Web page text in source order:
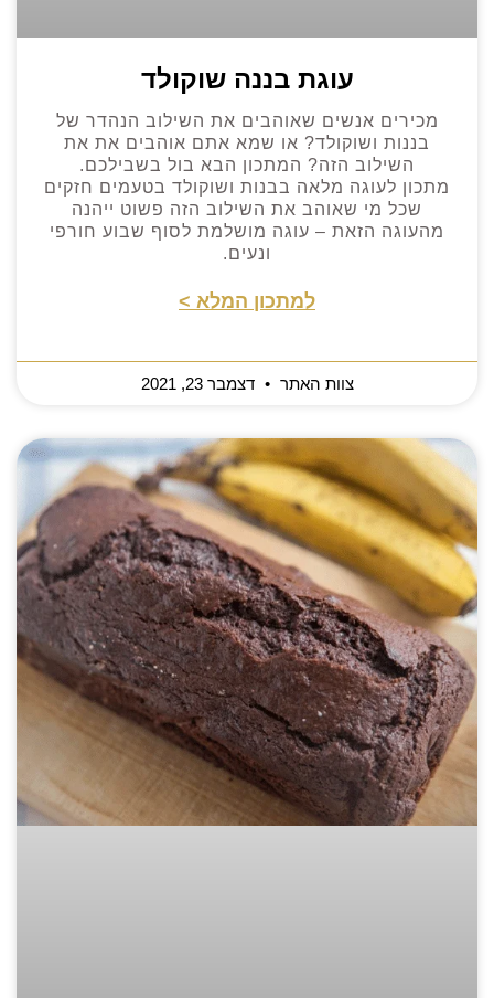
עוגת בננה שוקולד
מכירים אנשים שאוהבים את השילוב הנהדר של
בננות ושוקולד? או שמא אתם אוהבים את את
השילוב הזה? המתכון הבא בול בשבילכם.
מתכון לעוגה מלאה בבנות ושוקולד בטעמים חזקים
שכל מי שאוהב את השילוב הזה פשוט ייהנה
מהעוגה הזאת – עוגה מושלמת לסוף שבוע חורפי
ונעים.
למתכון המלא >
צוות האתר דצמבר 23, 2021